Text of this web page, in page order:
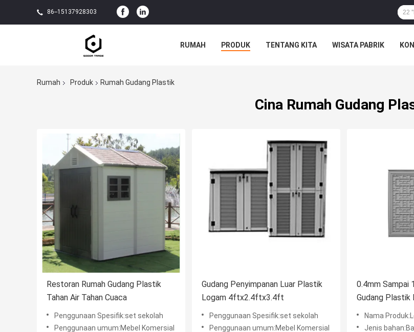
86--15137928303
RUMAH PRODUK TENTANG KITA WISATA PABRIK
Rumah Produk Rumah Gudang Plastik
Cina Rumah Gudang
Restoran Rumah Gudang Plastik
Tahan Air Tahan Cuaca
Penggunaan Spesifik:set sekolah
Penggunaan umum:Mebel Komersial
Gudang Penyimpanan Luar Plastik
Logam 4ftx2.4ftx3.4ft
Penggunaan Spesifik:set sekolah
Penggunaan umum:Mebel Komersial
0.4mm Sampai
Gudang Plastik
Gudang
Ruangan Besar
Nama
Jenis